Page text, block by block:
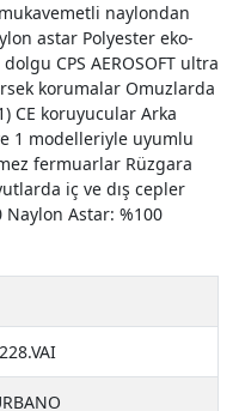
naylondan
astar Polyester eko-
CPS AEROSOFT ultra
korumalar Omuzlarda
CE koruyucular Arka
1 modelleriyle uyumlu
fermuarlar Rüzgara
iç ve dış cepler
Naylon Astar: %100